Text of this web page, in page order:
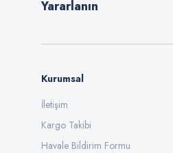
Yararlanın
Kurumsal
İletişim
Kargo Takibi
Havale Bildirim Formu